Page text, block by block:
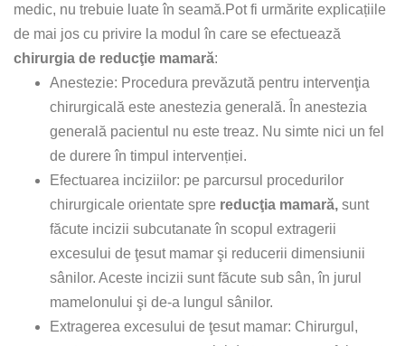
medic, nu trebuie luate în seamă.Pot fi urmărite explicațiile
de mai jos cu privire la modul în care se efectuează
chirurgia de reducţie mamară:
Anestezie: Procedura prevăzută pentru intervenţia
chirurgicală este anestezia generală. În anestezia
generală pacientul nu este treaz. Nu simte nici un fel
de durere în timpul intervenției.
Efectuarea inciziilor: pe parcursul procedurilor
chirurgicale orientate spre reducţia mamară, sunt
făcute incizii subcutanate în scopul extragerii
excesului de ţesut mamar şi reducerii dimensiunii
sânilor. Aceste incizii sunt făcute sub sân, în jurul
mamelonului şi de-a lungul sânilor.
Extragerea excesului de ţesut mamar: Chirurgul,